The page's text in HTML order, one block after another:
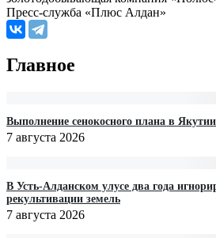
Пресс-служба «Плюс Алдан»
Главное
Выполнение сенокосного плана в
7 августа 2026
В Усть-Алданском улусе два года
рекультивации земель
7 августа 2026